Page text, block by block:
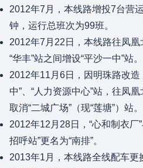
2012年7月，本线路增投7台营
钟，运行总班次为99班。
2012年7月22日，本线路往凤凰
“华丰”站之间增设“平沙一中”站。
2012年11月6日，因明珠路改造
中”、“人力资源中心”站，往凤凰
取消“二城广场”（现“莲塘”）站。
2012年12月28日，“心和制衣厂
招呼站”更名为“南排”。
2013年1月，本线路全线配车更